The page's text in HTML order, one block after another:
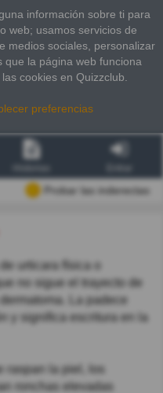
información sobre ti para
web; usamos servicios de
medios sociales, personalizar
la página web funciona
cookies en Quizzclub.
preferencias
Probar las inderectas
urticara física o
no sigue el trayecto de
La padece
y significa escritura en la
raspan la piel, los
ronchas elevadas